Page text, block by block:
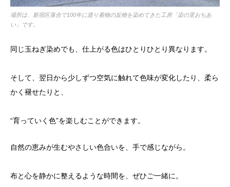
場所は、新宿区落合で100年に渡り着物の反物を染めてきた工房「染の里おちあ
い」です。
同じ玉ねぎ染めでも、仕上がる色はひとりひとり異なります。
そして、翌日から少しずつ空気に触れて色味が変化したり、柔ら
かく褪せたりと、
“育っていく色”を楽しむことができます。
自然の恵みが生むやさしい色合いを、手で感じながら。
布と心を静かに整えるような時間を、ぜひご一緒に。